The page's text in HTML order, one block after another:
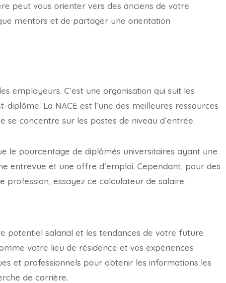
peut vous orienter vers des anciens de votre
mentors et de partager une orientation
employeurs. C’est une organisation qui suit les
La NACE est l’une des meilleures ressources
concentre sur les postes de niveau d’entrée.
le pourcentage de diplômés universitaires ayant une
entrevue et une offre d’emploi. Cependant, pour des
essayez ce calculateur de salaire.
potentiel salarial et les tendances de votre future
votre lieu de résidence et vos expériences
et professionnels pour obtenir les informations les
de carrière.